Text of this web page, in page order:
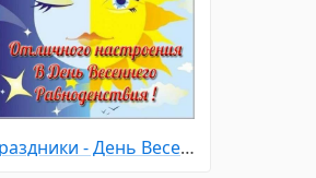
Праздники - День Весеннего Равноденствия